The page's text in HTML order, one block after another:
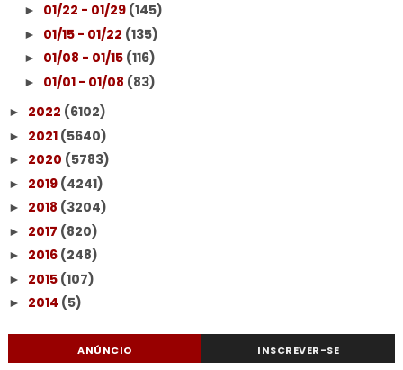
► 01/22 - 01/29 (145)
► 01/15 - 01/22 (135)
► 01/08 - 01/15 (116)
► 01/01 - 01/08 (83)
► 2022 (6102)
► 2021 (5640)
► 2020 (5783)
► 2019 (4241)
► 2018 (3204)
► 2017 (820)
► 2016 (248)
► 2015 (107)
► 2014 (5)
ANÚNCIO INSCREVER-SE